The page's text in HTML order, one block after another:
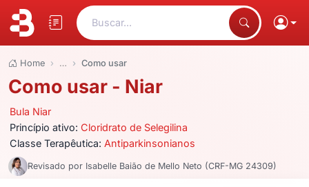
Buscar...
Home … Como usar
Como usar - Niar
Bula Niar
Princípio ativo: Cloridrato de Selegilina
Classe Terapêutica: Antiparkinsonianos
Revisado por Isabelle Baião de Mello Neto (CRF-MG 24309)